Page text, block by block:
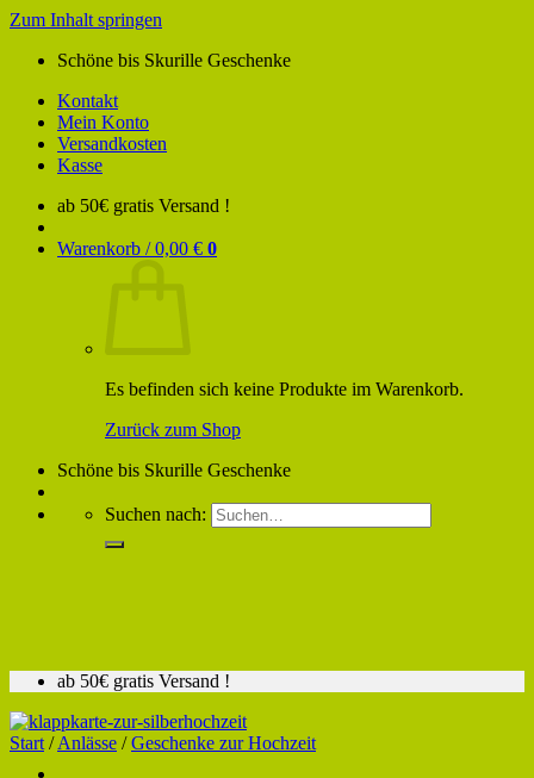
Zum Inhalt springen
Schöne bis Skurille Geschenke
Kontakt
Mein Konto
Versandkosten
Kasse
ab 50€ gratis Versand !
Warenkorb /0,00 € 0
Es befinden sich keine Produkte im Warenkorb.
Zurück zum Shop
Schöne bis Skurille Geschenke
Suchen nach:
ab 50€ gratis Versand !
Start / Anlässe / Geschenke zur Hochzeit